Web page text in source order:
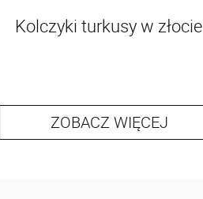
Kolczyki turkusy w złocie
ZOBACZ WIĘCEJ